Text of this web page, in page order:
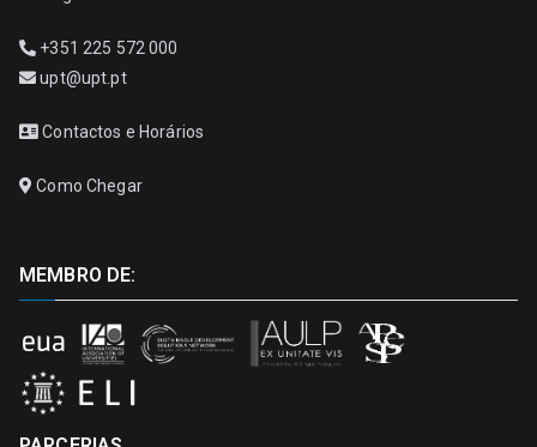
+351 225 572 000
upt@upt.pt
Contactos e Horários
Como Chegar
MEMBRO DE: